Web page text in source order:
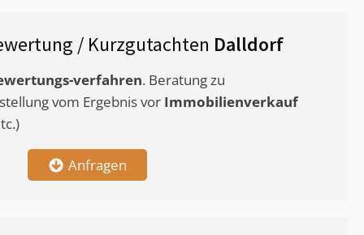
/ Kurzgutachten Dalldorf
verfahren. Beratung zu
vom Ergebnis vor Immobilienverkauf
Anfragen